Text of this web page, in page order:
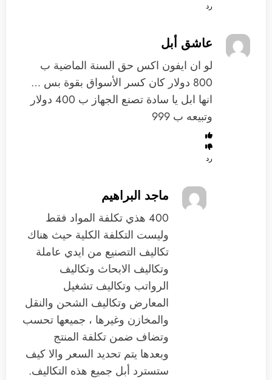
رد
عاشق أبل
لو ان ايفون اكس حق السنة الماضية ب
800 دولار كان كسر الأسواق بقوة بس …
انها ابل يا سادة تصنع الجهاز ب 400 دولار
وتبيعه ب 999
رد
ماجد البراهيم
400 هذي تكلفة المواد فقط
وليست التكلفة الكلية حيث هناك
تكاليف التصنيع من ايدي عاملة
وتكاليف الابحاث وتكاليف
الرواتب وتكاليف تشغيل
المعارض وتكاليف الشحن والنقل
والمخازن وغيرها ، جميعها تحسب
وتضاف ضمن تكلفة المنتج
وبعدها يتم تحديد السعر والا كيف
ستسترد أبل جميع هذه التكاليف.